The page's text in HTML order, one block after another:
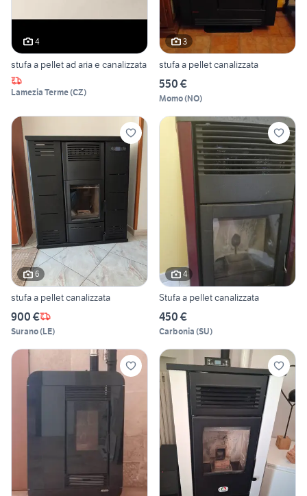
4
stufa a pellet ad aria e canalizzata
Lamezia Terme(CZ)
3
stufa a pellet canalizzata
550 €
Momo(NO)
6
stufa a pellet canalizzata
900 €
Surano(LE)
4
Stufa a pellet canalizzata
450 €
Carbonia (SU)